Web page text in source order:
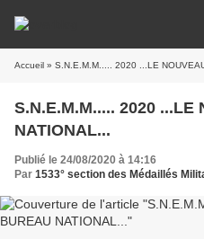
Accueil » S.N.E.M.M..... 2020 ...LE
S.N.E.M.M..... 2020 ...LE NOUVEAU BUREAU
NATIONAL...
Publié le 24/08/2020 à 14:16
Par 1533° section des Médaillés